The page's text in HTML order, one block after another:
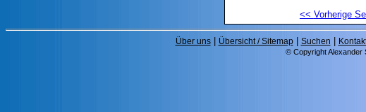
<< Vorherige
Über uns| Übersicht / Sitemap| Suchen
© Copyright Alexander